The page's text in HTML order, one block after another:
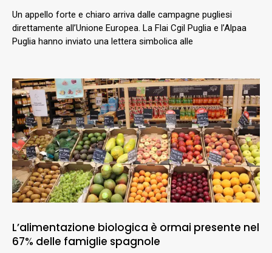
Un appello forte e chiaro arriva dalle campagne pugliesi
direttamente all’Unione Europea. La Flai Cgil Puglia e l’Alpaa
Puglia hanno inviato una lettera simbolica alle
L’alimentazione biologica è ormai presente nel
67% delle famiglie spagnole